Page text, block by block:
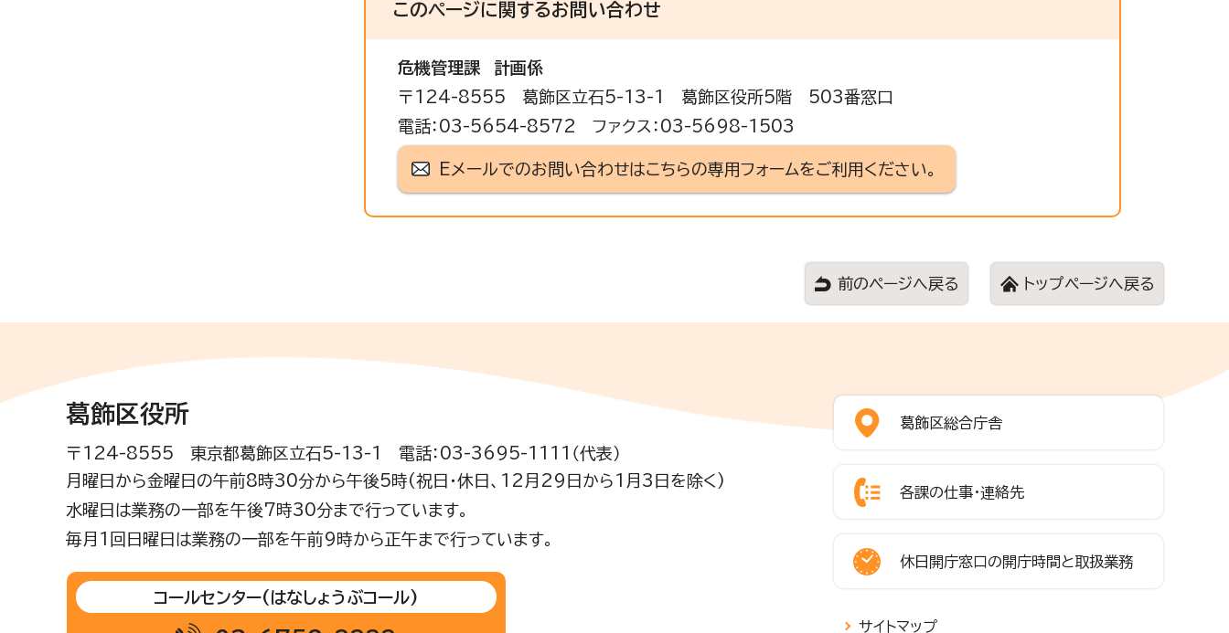
このページに関するお問い合わせ
危機管理課
計画係
〒124-8555 葛飾区立石5-13-1 葛飾区役所5階 503番窓口
電話：03-5654-8572 ファクス：03-5698-1503
Eメールでのお問い合わせはこちらの専用フォームをご利用ください。
前のページへ戻る トップページへ戻る
葛飾区役所
〒124-8555 東京都葛飾区立石5-13-1 電話：03-3695-1111（代表）
月曜日から金曜日の午前8時30分から午後5時(祝日・休日、12月29日から1月3日を除く)
水曜日は業務の一部を午後7時30分まで行っています。
毎月1回日曜日は業務の一部を午前9時から正午まで行っています。
コールセンター(はなしょうぶコール)
葛飾区総合庁舎
各課の仕事・連絡先
休日開庁窓口の開庁時間と取扱業務
サイトマップ